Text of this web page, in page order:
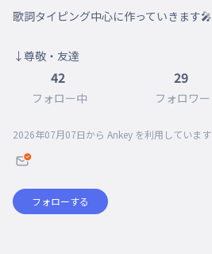
歌詞タイピング中心に作っていきます🎤
↓尊敬・友達
42
フォロー中
29
フォロワー
2026年07月07日から Ankey を利用しています
フォローする